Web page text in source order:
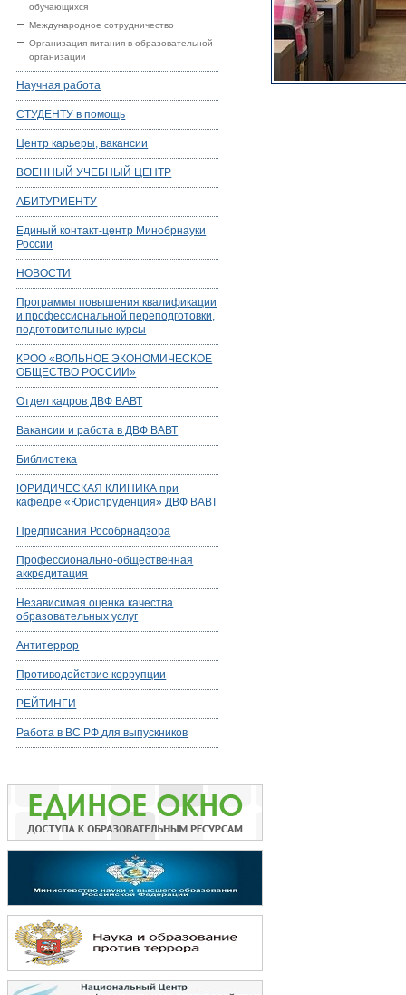
обучающихся
Международное сотрудничество
Организация питания в образовательной
организации
Научная работа
СТУДЕНТУ в помощь
Центр карьеры, вакансии
ВОЕННЫЙ УЧЕБНЫЙ ЦЕНТР
АБИТУРИЕНТУ
Единый контакт-центр Минобрнауки
России
НОВОСТИ
Программы повышения квалификации
и профессиональной переподготовки,
подготовительные курсы
КРОО «ВОЛЬНОЕ ЭКОНОМИЧЕСКОЕ
ОБЩЕСТВО РОССИИ»
Отдел кадров ДВФ ВАВТ
Вакансии и работа в ДВФ ВАВТ
Библиотека
ЮРИДИЧЕСКАЯ КЛИНИКА при
кафедре «Юриспруденция» ДВФ ВАВТ
Предписания Рособрнадзора
Профессионально-общественная
аккредитация
Независимая оценка качества
образовательных услуг
Антитеррор
Противодействие коррупции
РЕЙТИНГИ
Работа в ВС РФ для выпускников